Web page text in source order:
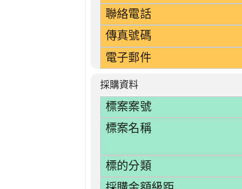
聯絡電話
傳真號碼
電子郵件
採購資料
標案案號
標案名稱
標的分類